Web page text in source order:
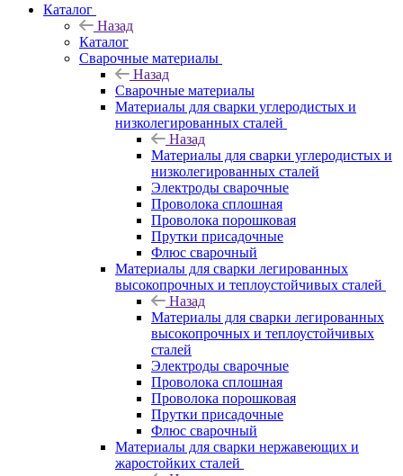
Каталог
Назад
Каталог
Сварочные материалы
Назад
Сварочные материалы
Материалы для сварки углеродистых и
низколегированных сталей
Назад
Материалы для сварки углеродистых и
низколегированных сталей
Электроды сварочные
Проволока сплошная
Проволока порошковая
Прутки присадочные
Флюс сварочный
Материалы для сварки легированных
высокопрочных и теплоустойчивых сталей
Назад
Материалы для сварки легированных
высокопрочных и теплоустойчивых
сталей
Электроды сварочные
Проволока сплошная
Проволока порошковая
Прутки присадочные
Флюс сварочный
Материалы для сварки нержавеющих и
жаростойких сталей